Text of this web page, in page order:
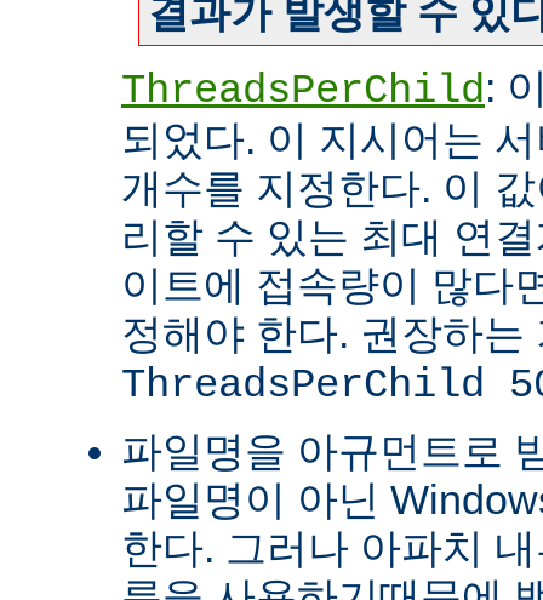
결과가 발생할 수 있
ThreadsPerChild:
되었다. 이 지시어는
개수를 지정한다. 이
리할 수 있는 최대 연
이트에 접속량이 많다
정해야 한다. 권장하는
ThreadsPerChild
파일명을 아규먼트로
파일명이 아닌
한다. 그러나 아파치